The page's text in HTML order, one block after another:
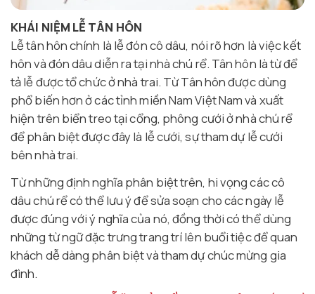
KHÁI NIỆM LỄ TÂN HÔN
Lễ tân hôn chính là lễ đón cô dâu, nói rõ hơn là việc kết
hôn và đón dâu diễn ra tại nhà chú rể. Tân hôn là từ để
tả lễ được tổ chức ở nhà trai. Từ Tân hôn được dùng
phổ biến hơn ở các tỉnh miền Nam Việt Nam và xuất
hiện trên biển treo tại cổng, phông cưới ở nhà chú rể
để phân biệt được đây là lễ cưới, sự tham dự lễ cưới
bên nhà trai.
Từ những định nghĩa phân biệt trên, hi vọng các cô
dâu chú rể có thể lưu ý để sửa soạn cho các ngày lễ
được đúng với ý nghĩa của nó, đồng thời có thể dùng
những từ ngữ đặc trưng trang trí lên buổi tiệc để quan
khách dễ dàng phân biệt và tham dự chúc mừng gia
đình.